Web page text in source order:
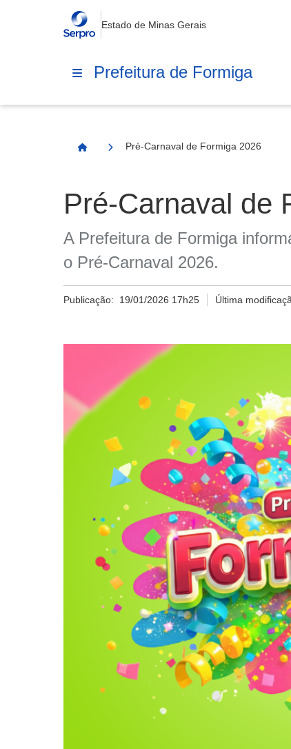
Estado de Minas Gerais
Prefeitura de Formiga
Página Inicial
Pré-Carnaval de Formiga 2026
Pré-Carnaval de
A Prefeitura de Formiga
o Pré-Carnaval 2026.
Publicação: 19/01/2026 17h25 Última